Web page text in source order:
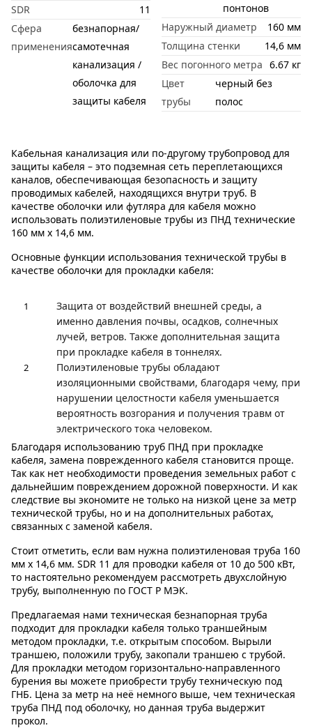
SDR
11
Сфера
применения
безнапорная/
самотечная
канализация /
оболочка для
защиты кабеля
понтонов
Наружный диаметр
160 мм
Толщина стенки
14,6 мм
Вес погонного метра 6.67 кг
Цвет
трубы
черный без
полос
Кабельная канализация или по-другому трубопровод для
защиты кабеля – это подземная сеть переплетающихся
каналов, обеспечивающая безопасность и защиту
проводимых кабелей, находящихся внутри труб. В
качестве оболочки или футляра для кабеля можно
использовать полиэтиленовые трубы из ПНД технические
160 мм x 14,6 мм.
Основные функции использования технической трубы в
качестве оболочки для прокладки кабеля:
Защита от воздействий внешней среды, а
именно давления почвы, осадков, солнечных
лучей, ветров. Также дополнительная защита
при прокладке кабеля в тоннелях.
Полиэтиленовые трубы обладают
изоляционными свойствами, благодаря чему, при
нарушении целостности кабеля уменьшается
вероятность возгорания и получения травм от
электрического тока человеком.
Благодаря использованию труб ПНД при прокладке
кабеля, замена поврежденного кабеля становится проще.
Так как нет необходимости проведения земельных работ с
дальнейшим повреждением дорожной поверхности. И как
следствие вы экономите не только на низкой цене за метр
технической трубы, но и на дополнительных работах,
связанных с заменой кабеля.
Стоит отметить, если вам нужна полиэтиленовая труба 160
мм x 14,6 мм. SDR 11 для проводки кабеля от 10 до 500 кВт,
то настоятельно рекомендуем рассмотреть двухслойную
трубу, выполненную по ГОСТ Р МЭК.
Предлагаемая нами техническая безнапорная труба
подходит для прокладки кабеля только траншейным
методом прокладки, т.е. открытым способом. Вырыли
траншею, положили трубу, закопали траншею с трубой.
Для прокладки методом горизонтально-направленного
бурения вы можете приобрести трубу техническую под
ГНБ. Цена за метр на неё немного выше, чем техническая
труба ПНД под оболочку, но данная труба выдержит
прокол.